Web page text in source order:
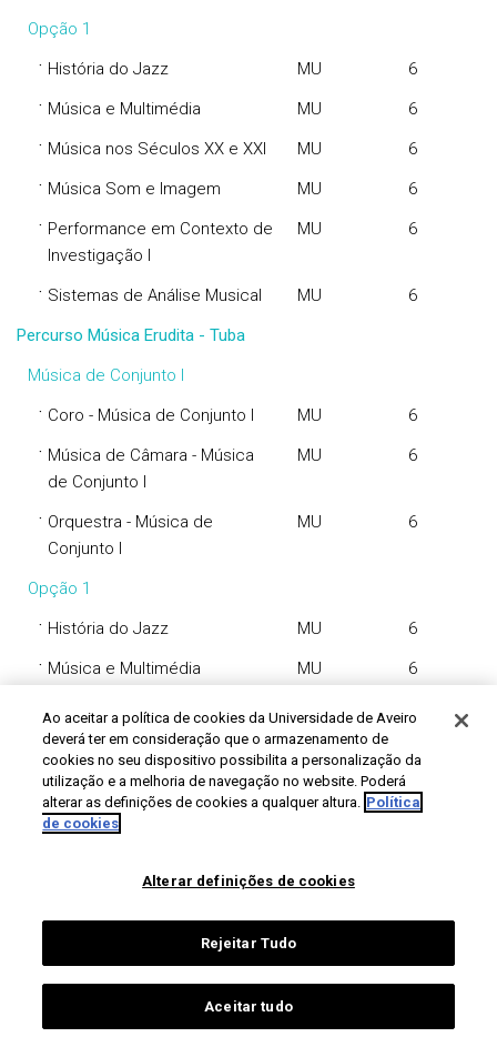
Opção 1
· História do Jazz MU 6
· Música e Multimédia MU 6
· Música nos Séculos XX e XXI MU 6
· Música Som e Imagem MU 6
· Performance em Contexto de
Investigação I
MU 6
· Sistemas de Análise Musical MU
6
Percurso Música Erudita - Tuba
Música de Conjunto I
· Coro - Música de Conjunto I MU 6
· Música de Câmara - Música
de Conjunto I
MU 6
· Orquestra - Música de
Conjunto I
MU 6
Opção 1
· História do Jazz MU 6
· Música e Multimédia MU 6
Música nos Séculos XX e XXI MU
Música Som e Imagem MU
Performance em Contexto de
Investigação I
MU 6
Percurso Música Erudita -
Violeta/Viola de Arco
Música de Conjunto I
Coro - Música de Conjunto I
Ao aceitar a política de cookies da Universidade de Aveiro
deverá ter em consideração que o armazenamento de
cookies no seu dispositivo possibilita a personalização da
utilização e a melhoria de navegação no website. Poderá
alterar as definições de cookies a qualquer altura. Política
de cookies
Alterar definições de cookies
Rejeitar Tudo
Aceitar tudo